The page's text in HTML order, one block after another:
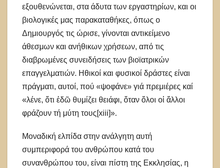
εξουθενώνεται, στα άδυτα των εργαστηρίων, και οι
βιολογικές μας παρακαταθήκες, όπως ο
Δημιουργός τις ώρισε, γίνονται αντικείμενο
άθεσμων και ανήθικων χρήσεων, από τις
διαβρωμένες συνειδήσεις των βιοϊατρικών
επαγγελματιών. Ηθικοί και φυσικοί δράστες είναι
πράγματι, αυτοί, πού «ψοφάνε» γιά πρεμιέρες καί
«λένε, ὅτι ἐδῶ θυμίζει θειάφι, ὅταν ὅλοι οἱ ἄλλοι
φράζουν τή μύτη τους[xiii]».
Μοναδική ελπίδα στην ανάλγητη αυτή
συμπεριφορά του ανθρώπου κατά του
συνανθρώπου του, είναι πίστη της Εκκλησίας, η